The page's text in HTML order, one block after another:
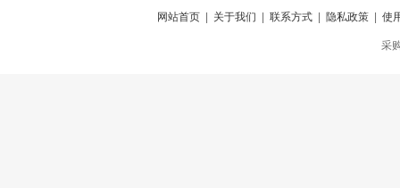
网站首页| 关于我们 联系方式| 隐私政策| 使
采